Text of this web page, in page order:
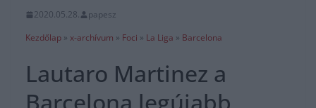
2020.05.28.
papesz
Kezdőlap » x-archívum » Foci » La Liga » Barcelona
Lautaro Martinez a